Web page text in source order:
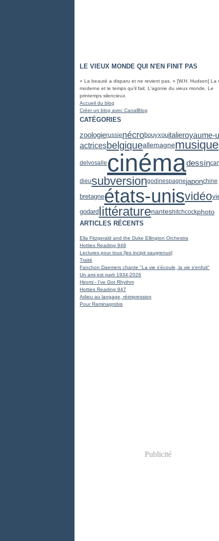
LE VIEUX MONDE QUI N'EN FINIT PAS
« La beauté a disparu et ne revient pas. » [W.H. Hudson] La
moderne et le temps qu'il fait. L'agonie du vieux monde. Le
printemps silencieux.
Accueil du blog
Créer un blog avec CanalBlog
CATÉGORIES
zoologierussienécrobouyxouitalieroyaume-
actricesbelgiqueallemagnemusique
delvosalle cinémadessin
dieusubversiongodinespagnejaponchine
bretagneétats-unisvidéo
godard littératurenanteshitchcockphoto
ARTICLES RÉCENTS
Ella Fitzgerald and the Duke Ellington Orchestra
Hotties Reading 948
Lectures pour tous [les incipit saugrenus]
Traité
Fanchon Daemers chante "La vie s'écoule, la vie s'enfuit"
Un ami est parti 1934-2026
Hiromi - I've Got Rhythm
Hotties Reading 947
Adieu au langage, réimpression
Pour Raminagrobis
Publicité